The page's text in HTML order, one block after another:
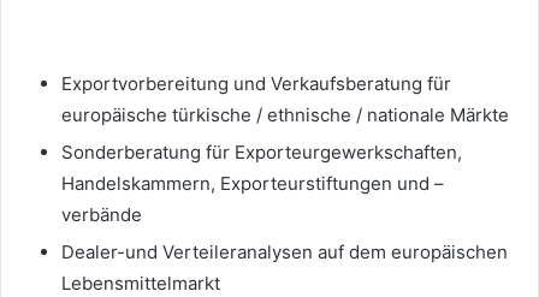
Exportvorbereitung und Verkaufsberatung für
europäische türkische / ethnische / nationale Märkte
Sonderberatung für Exporteurgewerkschaften,
Handelskammern, Exporteurstiftungen und –
verbände
Dealer-und Verteileranalysen auf dem europäischen
Lebensmittelmarkt